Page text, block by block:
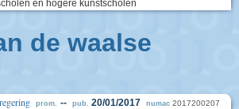
en hogere kunstscholen
de waalse
prom. -- pub. 20/01/2017 numac 2017200207